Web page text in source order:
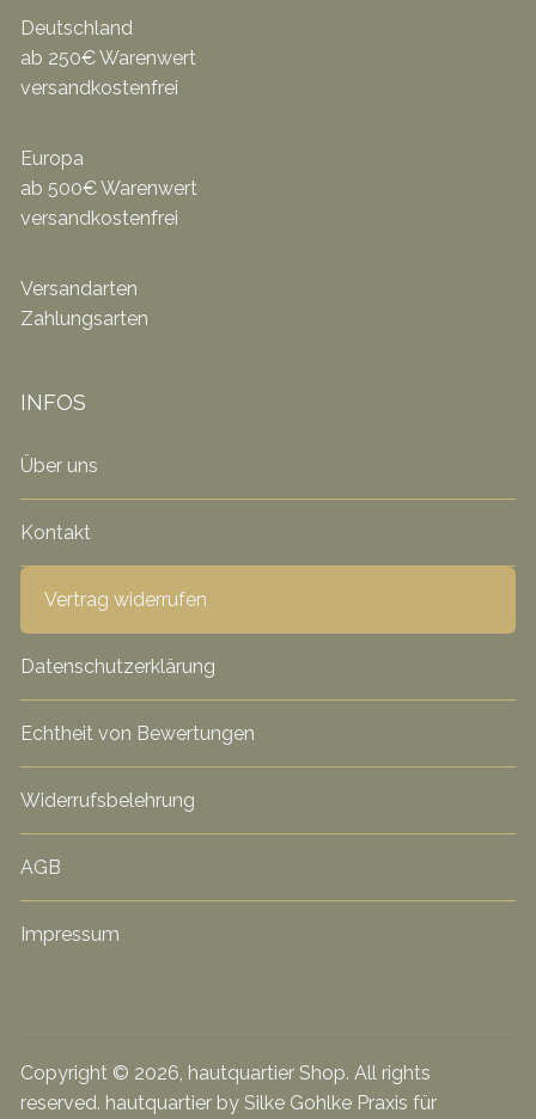
Deutschland
ab 250€ Warenwert
versandkostenfrei
Europa
ab 500€ Warenwert
versandkostenfrei
Versandarten
Zahlungsarten
INFOS
Über uns
Kontakt
Vertrag widerrufen
Datenschutzerklärung
Echtheit von Bewertungen
Widerrufsbelehrung
AGB
Impressum
Copyright © 2026, hautquartier Shop. All rights
reserved. hautquartier by Silke Gohlke Praxis für